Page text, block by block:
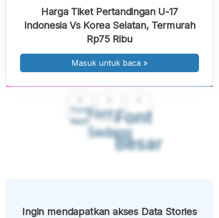
Font
Kecil
Font
Sedang
Font
Besar
Harga Tiket Pertandingan U-17
Indonesia Vs Korea Selatan, Termurah
Rp75 Ribu
Masuk untuk baca »
Ingin mendapatkan akses Data Stories